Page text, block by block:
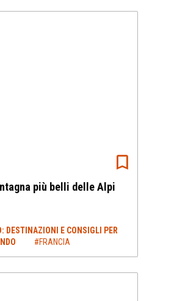
più belli delle Alpi
DESTINAZIONI E CONSIGLI PER
#FRANCIA